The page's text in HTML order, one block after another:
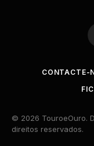
CONTACTE-
© 2026 TouroeOuro.
direitos reservados.